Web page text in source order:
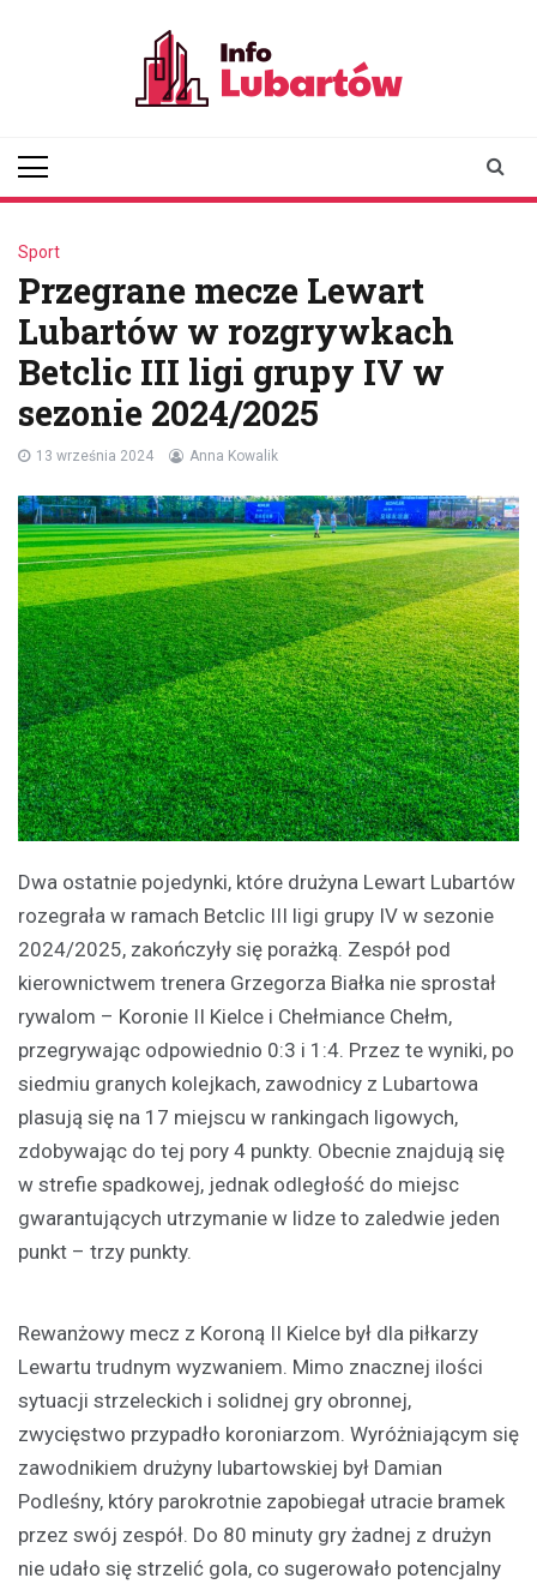
Sport
Przegrane mecze Lewart
Lubartów w rozgrywkach
Betclic III ligi grupy IV w
sezonie 2024/2025
13 września 2024 Anna Kowalik
Dwa ostatnie pojedynki, które drużyna Lewart Lubartów
rozegrała w ramach Betclic III ligi grupy IV w sezonie
2024/2025, zakończyły się porażką. Zespół pod
kierownictwem trenera Grzegorza Białka nie sprostał
rywalom – Koronie II Kielce i Chełmiance Chełm,
przegrywając odpowiednio 0:3 i 1:4. Przez te wyniki, po
siedmiu granych kolejkach, zawodnicy z Lubartowa
plasują się na 17 miejscu w rankingach ligowych,
zdobywając do tej pory 4 punkty. Obecnie znajdują się
w strefie spadkowej, jednak odległość do miejsc
gwarantujących utrzymanie w lidze to zaledwie jeden
punkt – trzy punkty.
Rewanżowy mecz z Koroną II Kielce był dla piłkarzy
Lewartu trudnym wyzwaniem. Mimo znacznej ilości
sytuacji strzeleckich i solidnej gry obronnej,
zwycięstwo przypadło koroniarzom. Wyróżniającym się
zawodnikiem drużyny lubartowskiej był Damian
Podleśny, który parokrotnie zapobiegał utracie bramek
przez swój zespół. Do 80 minuty gry żadnej z drużyn
nie udało się strzelić gola, co sugerowało potencjalny